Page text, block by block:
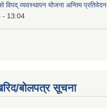
विपद् व्यवस्थापन योजना अन्तिम प्रतिवेदन
- 13:04
बोलपत्र सूचना